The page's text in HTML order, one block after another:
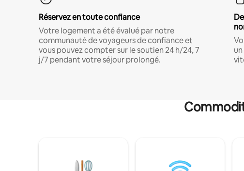
Réservez en toute confiance
Votre logement a été évalué par notre
communauté de voyageurs de confiance et
vous pouvez compter sur le soutien 24 h/24, 7
j/7 pendant votre séjour prolongé.